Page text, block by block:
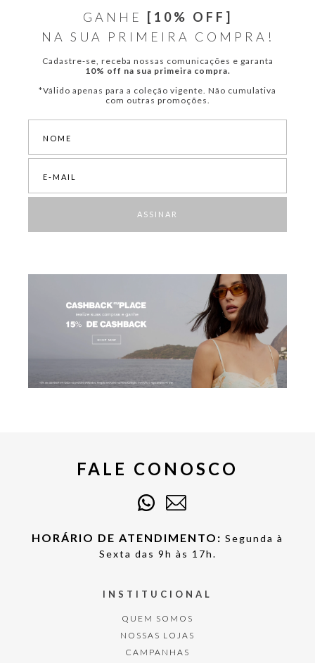
GANHE
[10% OFF]
NA SUA PRIMEIRA COMPRA!
Cadastre-se, receba nossas comunicações e garanta
10% off na sua primeira compra.
*Válido apenas para a coleção vigente. Não cumulativa
com outras promoções.
ASSINAR
FALE CONOSCO
HORÁRIO DE ATENDIMENTO: Segunda à
Sexta das 9h às 17h.
INSTITUCIONAL
QUEM SOMOS
NOSSAS LOJAS
CAMPANHAS